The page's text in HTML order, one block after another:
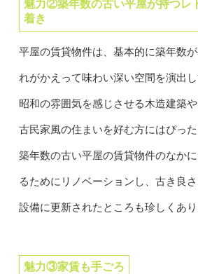
魅力②築年数の古い平屋が持つレ
着き
平屋の賃貸物件は、基本的に築年数
れがかえって味わい深い空間を演出し
昭和の雰囲気を感じさせる木造建築や
古民家風の住まいを好む方にはぴった
築年数の古い平屋の賃貸物件のなか
るためにリノベーションし、古き良
設備に更新されたところも珍しくあり
魅力③家賃も手ごろ